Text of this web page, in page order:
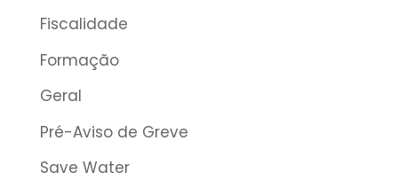
Fiscalidade
Formação
Geral
Pré-Aviso de Greve
Save Water